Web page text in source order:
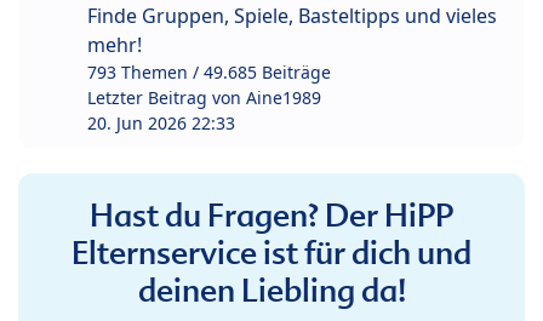
Finde Gruppen, Spiele, Basteltipps und vieles
mehr!
793 Themen / 49.685 Beiträge
Letzter Beitrag von Aine1989
20. Jun 2026 22:33
Hast du Fragen? Der HiPP
Elternservice ist für dich und
deinen Liebling da!